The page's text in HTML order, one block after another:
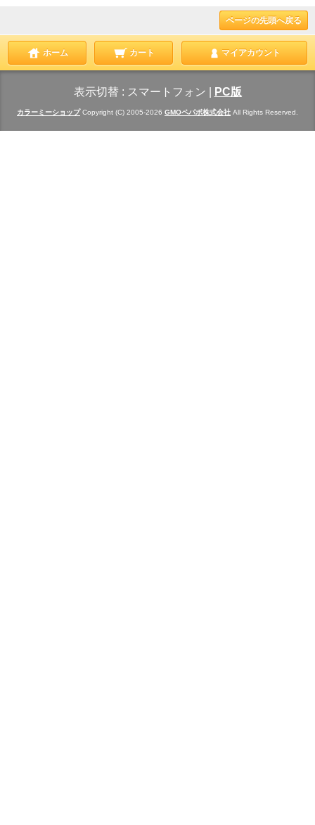
ページの先頭へ戻る
ホーム カート マイアカウント
表示切替 : スマートフォン PC版
カラーミーショップCopyright (C) 2005-2026 GMOペパボ株式会社 All Rights Reserved.